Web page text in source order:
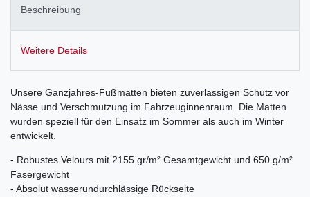
Beschreibung
Weitere Details
Unsere Ganzjahres-Fußmatten bieten zuverlässigen Schutz vor
Nässe und Verschmutzung im Fahrzeuginnenraum. Die Matten
wurden speziell für den Einsatz im Sommer als auch im Winter
entwickelt.
- Robustes Velours mit 2155 gr/m² Gesamtgewicht und 650 g/m²
Fasergewicht
- Absolut wasserundurchlässige Rückseite